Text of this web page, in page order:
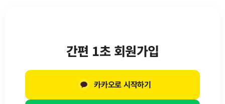
간편 1초 회원가입
카카오로 시작하기